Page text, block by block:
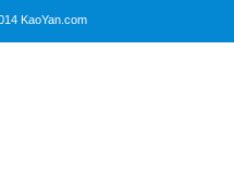
KaoYan.com